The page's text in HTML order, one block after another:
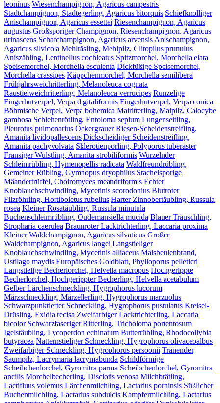
leoninus Wiesenchampignon, Agaricus campestris
Stadtchampignon, Stadtegerling, Agaricus bitorquis Schiefknolliger
Anischampignon, Agaricus essettei Riesenchampignon, Agaricus
augustus Großsporiger Champignon, Riesenchampignon, Agaricus
urinascens Schafchampignon, Agaricus arvensisAnischampignon,
Agaricus silvicola Mehlräsling, Mehlpilz, Clitopilus prunulus
Aniszähling, Lentinellus cochleatus Spitzmorchel, Morchella elata
Speisemorchel, Morchella esculenta Dickfüßige Speisemorchel,
Morchella crassipes Käppchenmorchel, Morchella semilibera
Frühjahrsweichritterling, Melanoleuca cognata
Raustielweichritterling, Melanoleuca verrucipes Runzelige
Fingerhutverpel, Verpa digitaliformis Fingerhutverpel, Verpa conica
Böhmische Verpel, Verpa bohemica Mairitterling, Maipilz, Calocybe
gambosa Schlehenrötling, Entoloma sepium Lungenseitling,
Pleurotus pulmonarius Ockergrauer Riesen-Scheidenstreifling,
Amanita lividopallescens Dickscheidiger Scheidenstreifling,
Amanita pachyvolvata Sklerotienporling, Polyporus tuberaster
Fransiger Wulstling, Amanita strobiliformis Wurzelnder
Schleimrübling, Hymenopellis radicata Waldfreundrübling,
Gemeiner Rübling, Gymnopus dryophilus Stachelsporige
Mäandertrüffel, Choiromyces meandriformis Echter
Knoblauchschwindling, Mycetinis scorodonius Blutroter
Filzröhrling, Hortiboletus rubellus Harter Zinnobertäubling, Russula
rosea Kleiner Rosatäubling, Russula minutula
Buchenschleimrübling, Oudemansiella mucida Blauer Träuschling,
Stropharia caerulea Braunroter Lacktrichterling, Laccaria proxima
Kleiner Waldchampignon, Agaricus silvaticus Großer
Waldchampignon, Agaricus langei Langstieliger
Knoblauchschwindling, Mycetinis alliaceus Maisbeulenbrand,
Ustilago maydis Europäisches Goldblatt, Phylloporus pelletieri
Langstielige Becherlorchel, Helvella macropus Hochgerippte
Becherlorchel, Hochgerippter Becherling, Helvella acetabulum
Gelber Lärchenschneckling, Hygrophorus lucorum
Märzschneckling, Märzellerling, Hygrophorus marzuolus
Schwarzpunktierter Schneckling, Hygrophorus pustulatus Kreisel-
Drüsling, Exidia recisa Zweifarbiger Lacktrichterling, Laccaria
bicolor Schwarzfaseriger Ritterling, Tricholoma portentosum
Igelstäubling, Lycoperdon echinatum Butterrübling, Rhodocollybia
butyracea Natternstieliger Schneckling, Hygrophorus olivaceoalbus
Zweifarbiger Schneckling, Hygrophorus persoonii Tränender
Saumpilz, Lacrymaria lacrymabunda Schildförmige
Scheibchenlorchel, Gyromitra parma Scheibchenlorchel, Gyromitra
ancilis Morchelbecherling, Disciotis venosa Milchbrätling,
Lactifluus volemus Lärchenmilchling, Lactarius porninsis Süßlicher
Buchenmilchling, Lactarius subdulcis Kampfermilchling, Lactarius